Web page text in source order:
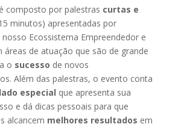
composto por palestras curtas e
minutos) apresentadas por
Ecossistema Empreendedor e
áreas de atuação que são de grande
o sucesso de novos
Além das palestras, o evento conta
especial que apresenta sua
e dá dicas pessoais para que
alcancem melhores resultados em